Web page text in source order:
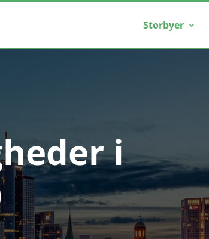
Storbyer
i